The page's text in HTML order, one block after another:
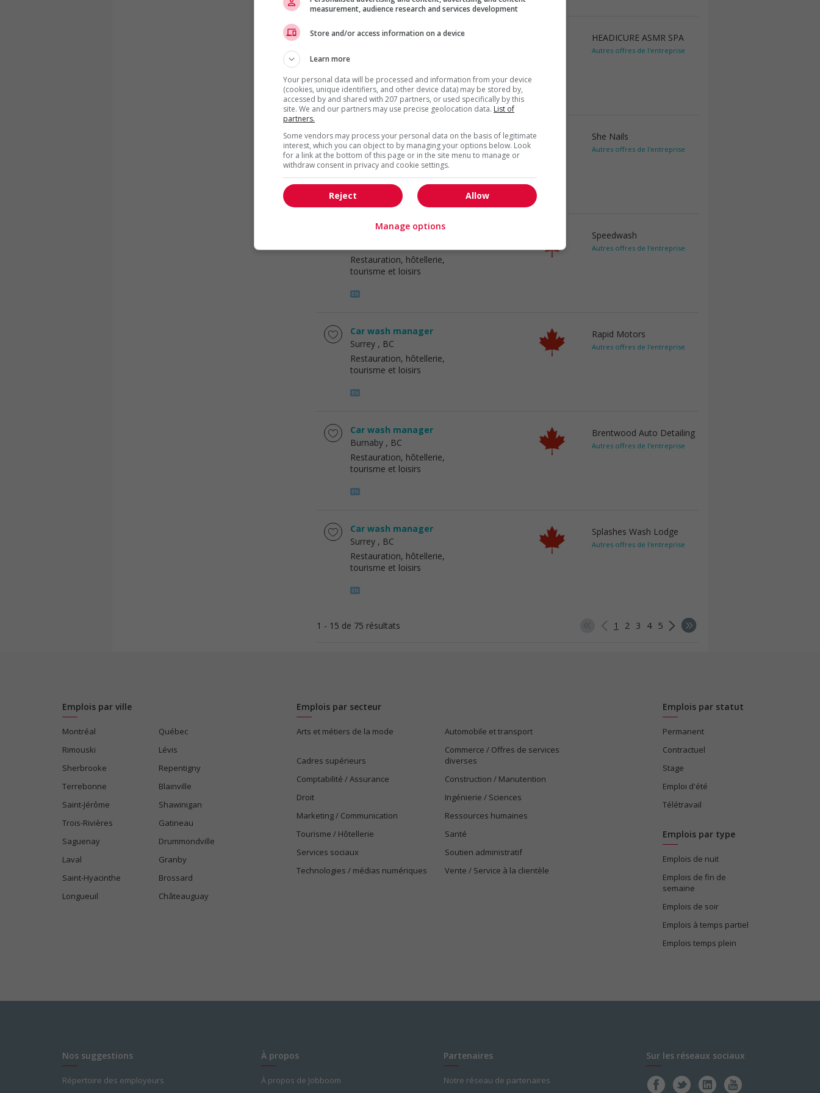
Spa manager
tourisme et loisirs
HEADICURE ASMR SPA
Autres offres de l'entreprise
Assistant spa manager
Abbotsford , BC
Restauration, hôtellerie,
tourisme et loisirs
She Nails
Autres offres de l'entreprise
Car wash manager
Restauration, hôtellerie,
tourisme et loisirs
Speedwash
Autres offres de l'entreprise
Car wash manager
Surrey , BC
Restauration, hôtellerie,
tourisme et loisirs
Rapid Motors
Autres offres de l'entreprise
Car wash manager
Burnaby , BC
Restauration, hôtellerie,
tourisme et loisirs
Brentwood Auto Detailing
Autres offres de l'entreprise
Car wash manager
Surrey , BC
Restauration, hôtellerie,
tourisme et loisirs
Splashes Wash Lodge
Autres offres de l'entreprise
1 - 15 de 75 résultats 1 2 3 4 5
Emplois par ville
Montréal
Québec
Rimouski
Lévis
Sherbrooke
Repentigny
Terrebonne
Blainville
Saint-Jérôme
Shawinigan
Trois-Rivières
Gatineau
Saguenay
Drummondville
Laval
Granby
Saint-Hyacinthe
Brossard
Longueuil
Châteauguay
Emplois par secteur
Arts et métiers de la mode Automobile et transport
Cadres supérieurs
Commerce / Offres de services
diverses
Comptabilité / Assurance
Construction / Manutention
Droit
Ingénierie / Sciences
Marketing / Communication
Ressources humaines
Tourisme / Hôtellerie
Santé
Services sociaux
Soutien administratif
Technologies / médias numériques
Vente / Service à la clientèle
Emplois par statut
Permanent
Contractuel
Stage
Emploi d'été
Télétravail
Emplois par type
Emplois de nuit
Emplois de fin de
semaine
Emplois de soir
Emplois à temps partiel
Emplois temps plein
Nos suggestions
Répertoire des employeurs
À propos
À propos de Jobboom
Partenaires
Notre réseau de partenaires
Sur les réseaux sociaux
measurement, audience research and services development
Store and/or access information on a device
Learn more
Your personal data will be processed and information from your device
(cookies, unique identifiers, and other device data) may be stored by,
accessed by and shared with 207 partners, or used specifically by this
site. We and our partners may use precise geolocation data. List of
partners.
Some vendors may process your personal data on the basis of legitimate
interest, which you can object to by managing your options below. Look
for a link at the bottom of this page or in the site menu to manage or
withdraw consent in privacy and cookie settings.
Allow
Reject
Manage options